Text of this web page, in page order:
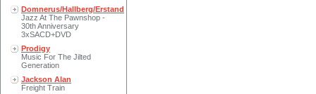
Domnerus/Hallberg/Erstand
Jazz At The Pawnshop -
30th Anniversary
3xSACD+DVD
Prodigy
Music For The Jilted
Generation
Jackson Alan
Freight Train